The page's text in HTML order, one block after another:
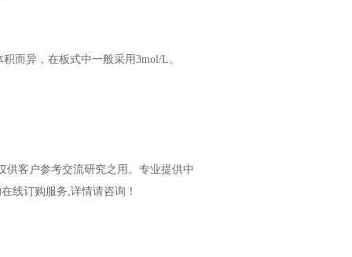
而异，在板式中一般采用3mol/L。
供客户参考交流研究之用。 专业提供中
线订购服务,详情请咨询 ！